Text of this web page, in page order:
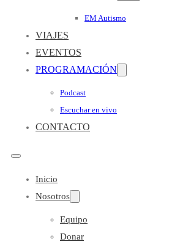
EM Autismo
VIAJES
EVENTOS
PROGRAMACIÓN
Podcast
Escuchar en vivo
CONTACTO
Inicio
Nosotros
Equipo
Donar